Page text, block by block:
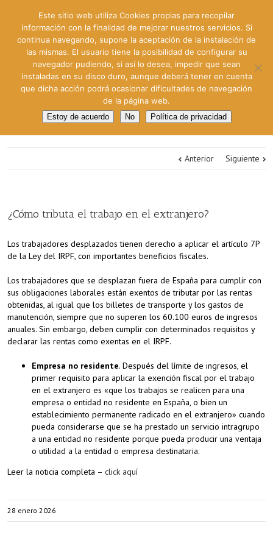
Anterior Siguiente
¿Cómo tributa el trabajo en el extranjero?
Los trabajadores desplazados tienen derecho a aplicar el artículo 7P
de la Ley del IRPF, con importantes beneficios fiscales.
Los trabajadores que se desplazan fuera de España para cumplir con
sus obligaciones laborales están exentos de tributar por las rentas
obtenidas, al igual que los billetes de transporte y los gastos de
manutención, siempre que no superen los 60.100 euros de ingresos
anuales. Sin embargo, deben cumplir con determinados requisitos y
declarar las rentas como exentas en el IRPF.
Empresa no residente. Después del límite de ingresos, el
primer requisito para aplicar la exención fiscal por el trabajo
en el extranjero es «que los trabajos se realicen para una
empresa o entidad no residente en España, o bien un
establecimiento permanente radicado en el extranjero» cuando
pueda considerarse que se ha prestado un servicio intragrupo
a una entidad no residente porque pueda producir una ventaja
o utilidad a la entidad o empresa destinataria.
Leer la noticia completa – click aquí
28 enero 2026
Este sitio web utiliza Cookies propias para recopilar
información con la finalidad de mejorar nuestros servicios. Si
continua navegando, supone la aceptación de la instalación de
las mismas. El usuario tiene la posibilidad de configurar su
navegador pudiendo, si así lo desea, impedir que sean
instaladas en su disco duro, aunque deberá tener en cuenta
que dicha acción podrá ocasionar dificultades de navegación
de la página web.
Estoy de acuerdo No Política de privacidad